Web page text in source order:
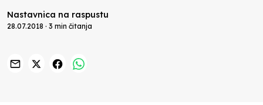
Nastavnica na raspustu
28.07.2018 · 3 min čitanja